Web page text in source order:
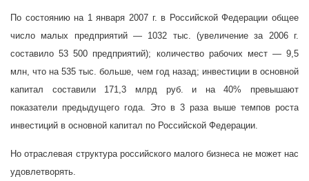
По состоянию на 1 января 2007 г. в Российской Федерации общее
число малых предприятий — 1032 тыс. (увеличение за 2006 г.
составило 53 500 предприятий); количество рабочих мест — 9,5
млн, что на 535 тыс. больше, чем год назад; инвестиции в основной
капитал составили 171,3 млрд руб. и на 40% превышают
показатели предыдущего года. Это в 3 раза выше темпов роста
инвестиций в основной капитал по Российской Федерации.
Но отраслевая структура российского малого бизнеса не может нас
удовлетворять.